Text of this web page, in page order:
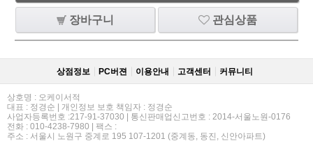
장바구니 관심상품
상점정보 PC버젼 이용안내 고객센터 커뮤니티
상호명 : 오케이서적
대표 : 정경순 | 개인정보 보호 책임자 : 정경순
사업자등록번호 :217-91-37030 | 통신판매업신고번호 : 2014-서울노원-0176
전화 : 010-4238-7980 | 팩스 :
주소 : 서울시 노원구 중계로 195 107-1201 (중계동, 동진, 신안아파트)